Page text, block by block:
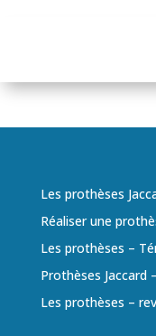
Les prothèses
Réaliser une
Les prothèses –
Prothèses Jaccard
Les prothèses –